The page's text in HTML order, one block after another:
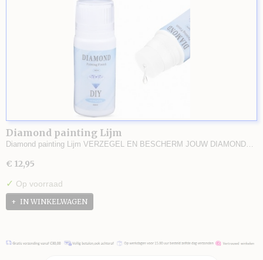
Diamond painting Lijm
Diamond painting Lijm VERZEGEL EN BESCHERM JOUW DIAMOND…
€ 12,95
✓ Op voorraad
IN WINKELWAGEN